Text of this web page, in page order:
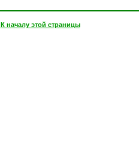
К началу этой страницы